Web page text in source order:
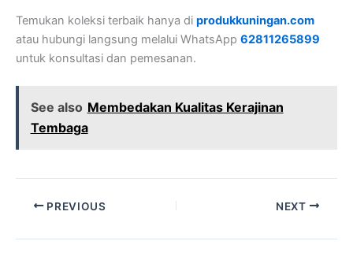
Temukan koleksi terbaik hanya di produkkuningan.com
atau hubungi langsung melalui WhatsApp 62811265899
untuk konsultasi dan pemesanan.
See also Membedakan Kualitas Kerajinan
Tembaga
PREVIOUS NEXT